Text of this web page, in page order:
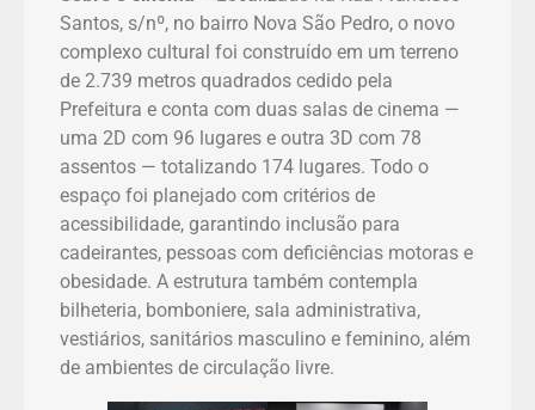
Santos, s/nº, no bairro Nova São Pedro, o novo
complexo cultural foi construído em um terreno
de 2.739 metros quadrados cedido pela
Prefeitura e conta com duas salas de cinema —
uma 2D com 96 lugares e outra 3D com 78
assentos — totalizando 174 lugares. Todo o
espaço foi planejado com critérios de
acessibilidade, garantindo inclusão para
cadeirantes, pessoas com deficiências motoras e
obesidade. A estrutura também contempla
bilheteria, bomboniere, sala administrativa,
vestiários, sanitários masculino e feminino, além
de ambientes de circulação livre.